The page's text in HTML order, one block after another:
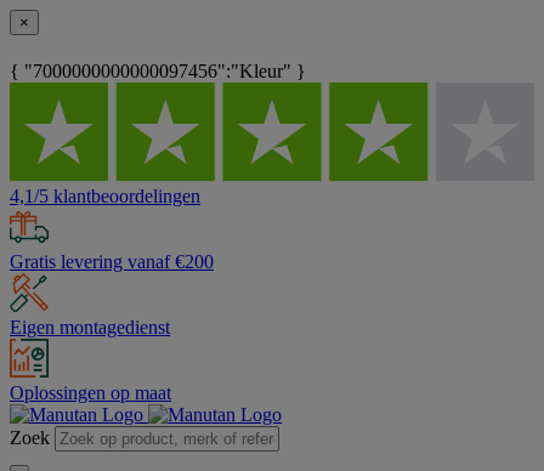
×
{ "7000000000000097456":"Kleur" }
4,1/5 klantbeoordelingen
Gratis levering vanaf €200
Eigen montagedienst
Oplossingen op maat
Zoek